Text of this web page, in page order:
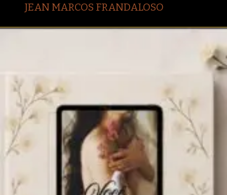
JEAN MARCOS FRANDALOSO